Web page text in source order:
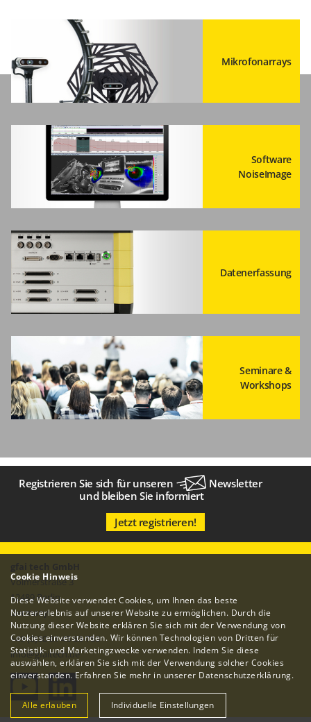
Cookie Hinweis
Diese Website verwendet Cookies, um Ihnen das beste
Nutzererlebnis auf unserer Website zu ermöglichen. Durch die
Nutzung dieser Website erklären Sie sich mit der Verwendung von
Cookies einverstanden. Wir können Technologien von Dritten für
Statistik- und Marketingzwecke verwenden. Indem Sie diese
auswählen, erklären Sie sich mit der Verwendung solcher Cookies
einverstanden. Erfahren Sie mehr in unserer Datenschutzerklärung.
Alle erlauben Individuelle Einstellungen
Mikrofonarrays
Software
NoiseImage
Datenerfassung
Seminare &
Workshops
Registrieren Sie sich für unseren
Newsletter
und bleiben Sie informiert
Jetzt registrieren!
Volmerstraße 3
12489 Berlin
Germany
+49 (0)30 81 45 63-750
info@gfaitech.de